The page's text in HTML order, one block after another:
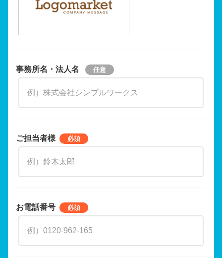
事務所名・法人名
ご担当者様
お電話番号